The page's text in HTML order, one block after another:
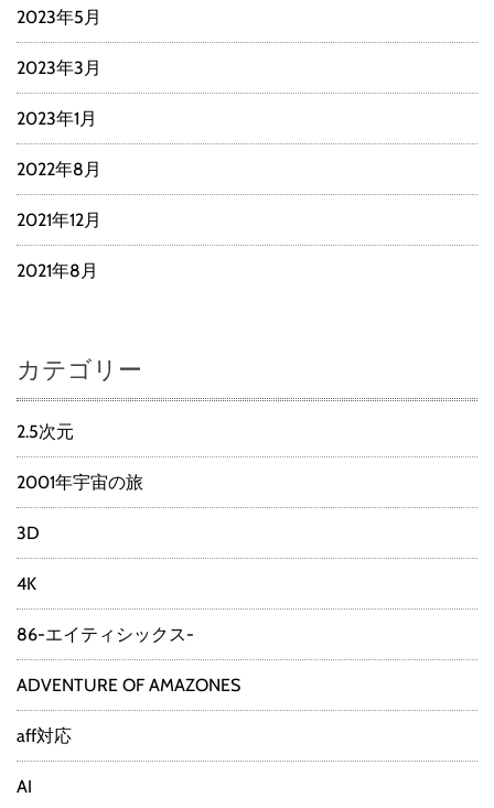
2023年5月
2023年3月
2023年1月
2022年8月
2021年12月
2021年8月
カテゴリー
2.5次元
2001年宇宙の旅
3D
4K
86-エイティシックス-
ADVENTURE OF AMAZONES
aff対応
AI